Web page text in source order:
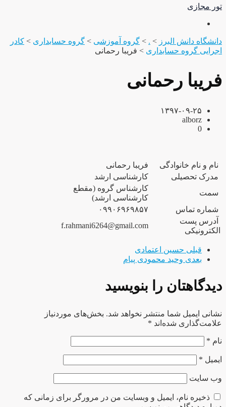
تور مجازی
دانشگاه دانش البرز >
.
> گروه آموزشی > گروه حسابداری > کادر
اجرایی گروه حسابداری > فریبا رحمانی
فریبا رحمانی
۱۳۹۷-۰۹-۲۵
alborz
0
نام و نام خانوادگی
فریبا رحمانی
مدرک تحصیلی
کارشناسی ارشد
سمت
کارشناس گروه (مقطع
کارشناسی ارشد)
شماره تماس
۰۹۹۰۶۹۶۹۸۵۷
آدرس پست
الکترونیکی
f.rahmani6264@gmail.com
قبلی حسین اعتمادی
بعدی وحید محمودی پیام
دیدگاهتان را بنویسید
نشانی ایمیل شما منتشر نخواهد شد. بخش‌های موردنیاز
علامت‌گذاری شده‌اند *
نام *
ایمیل *
وب‌ سایت
ذخیره نام، ایمیل و وبسایت من در مرورگر برای زمانی که